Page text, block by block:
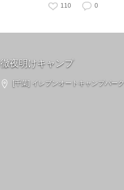
110 0
徹夜明けキャンプ
[千葉] イレブンオートキャンプパーク